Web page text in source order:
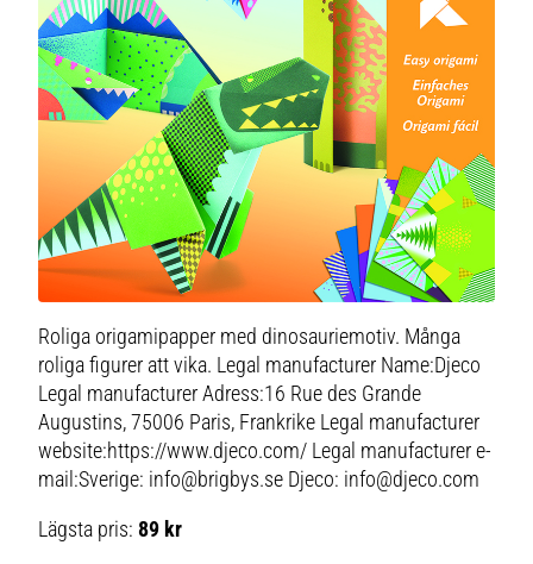
Roliga origamipapper med dinosauriemotiv. Många
roliga figurer att vika. Legal manufacturer Name:Djeco
Legal manufacturer Adress:16 Rue des Grande
Augustins, 75006 Paris, Frankrike Legal manufacturer
website:https://www.djeco.com/ Legal manufacturer e-
mail:Sverige: info@brigbys.se Djeco: info@djeco.com
Lägsta pris: 89 kr